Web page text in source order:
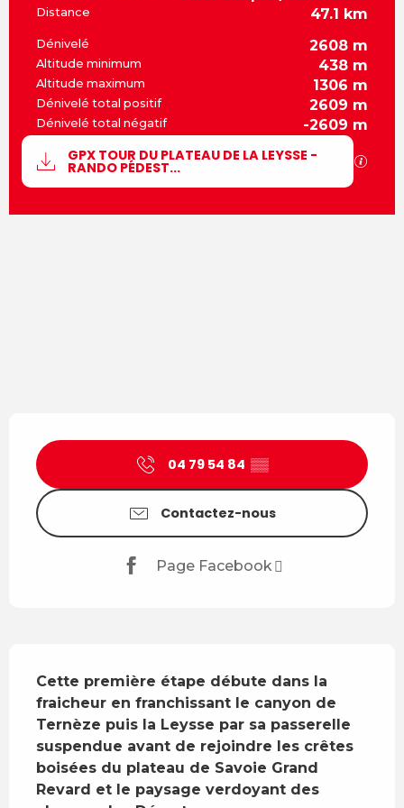
Distance 47.1 km
Dénivelé 2608 m
Altitude minimum 438 m
Altitude maximum 1306 m
Dénivelé total positif 2609 m
Dénivelé total négatif -2609 m
Documentation
GPX TOUR DU PLATEAU DE LA LEYSSE -
RANDO PÉDEST...
04 79 54 84 ▒▒
Contactez-nous
Page Facebook
Cette première étape débute dans la
fraicheur en franchissant le canyon de
Ternèze puis la Leysse par sa passerelle
suspendue avant de rejoindre les crêtes
boisées du plateau de Savoie Grand
Revard et le paysage verdoyant des